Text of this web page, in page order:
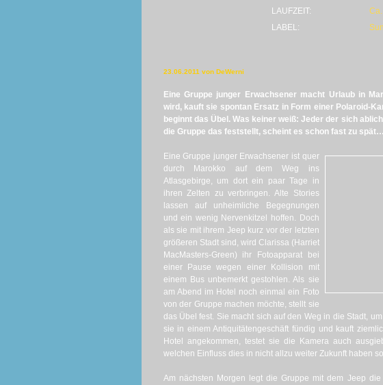
LAUFZEIT:
LABEL:
23.06.2011 von DeWerni
Eine Gruppe junger Erwachsener macht Urlaub in
wird, kauft sie spontan Ersatz in Form einer Polaroid-
beginnt das Übel. Was keiner weiß: Jeder der sich
die Gruppe das feststellt, scheint es schon fast zu spät…
Eine Gruppe junger Erwachsener ist quer
durch Marokko auf dem Weg ins
Atlasgebirge, um dort ein paar Tage in
ihren Zelten zu verbringen. Alte Stories
lassen auf unheimliche Begegnungen
und ein wenig Nervenkitzel hoffen. Doch
als sie mit ihrem Jeep kurz vor der letzten
größeren Stadt sind, wird Clarissa (Harriet
MacMasters-Green) ihr Fotoapparat bei
einer Pause wegen einer Kollision mit
einem Bus unbemerkt gestohlen. Als sie
am Abend im Hotel noch einmal ein Foto
von der Gruppe machen möchte, stellt sie
das Übel fest. Sie macht sich auf den Weg in die Stadt,
sie in einem Antiquitätengeschäft fündig und kauft
Hotel angekommen, testet sie die Kamera auch
welchen Einfluss dies in nicht allzu weiter Zukunft haben
Am nächsten Morgen legt die Gruppe mit dem Jeep